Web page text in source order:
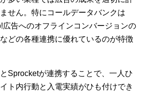
ョン・バリュー
せん。特にコールデータバンクは
広告へのオフラインコンバージョンの
どの各種連携に優れているのが特徴
Sprocketが連携することで、一人ひ
ト内行動と入電実績がひも付けでき